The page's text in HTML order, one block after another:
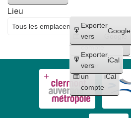
Créer
un
compte
Google
Créer
un
compte
iCal
Exporter
vers
Google
Exporter
vers
iCal
Lieu